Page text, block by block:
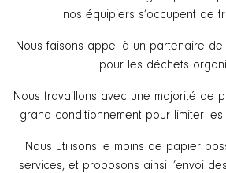
nos équipiers s’occupent de
Nous faisons appel à un partenaire
pour les déchets
Nous travaillons avec une majorité de
grand conditionnement pour limiter
Nous utilisons le moins de papier
services, et proposons ainsi l’envoi